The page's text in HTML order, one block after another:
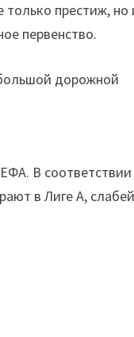
только престиж, но
первенство.
дорожной
В соответствии
в Лиге A,